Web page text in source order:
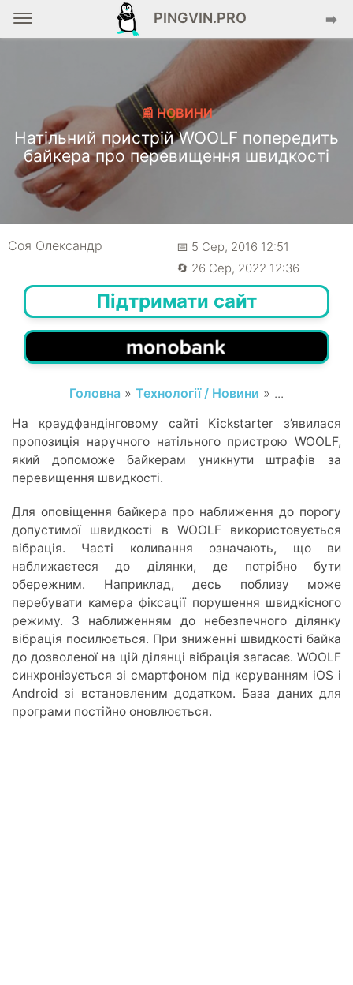
PINGVIN.PRO ➡️
📰 НОВИНИ
Натільний пристрій WOOLF попередить
байкера про перевищення швидкості
Соя Олександр
📅 5 Сер, 2016 12:51
🔄 26 Сер, 2022 12:36
Підтримати сайт
Головна » Технології / Новини » ...
На краудфандінговому сайті Kickstarter з’явилася
пропозиція наручного натільного пристрою WOOLF,
який допоможе байкерам уникнути штрафів за
перевищення швидкості.
Для оповіщення байкера про наближення до порогу
допустимої швидкості в WOOLF використовується
вібрація. Часті коливання означають, що ви
наближаєтеся до ділянки, де потрібно бути
обережним. Наприклад, десь поблизу може
перебувати камера фіксації порушення швидкісного
режиму. З наближенням до небезпечного ділянку
вібрація посилюється. При зниженні швидкості байка
до дозволеної на цій ділянці вібрація загасає. WOOLF
синхронізується зі смартфоном під керуванням iOS і
Android зі встановленим додатком. База даних для
програми постійно оновлюється.